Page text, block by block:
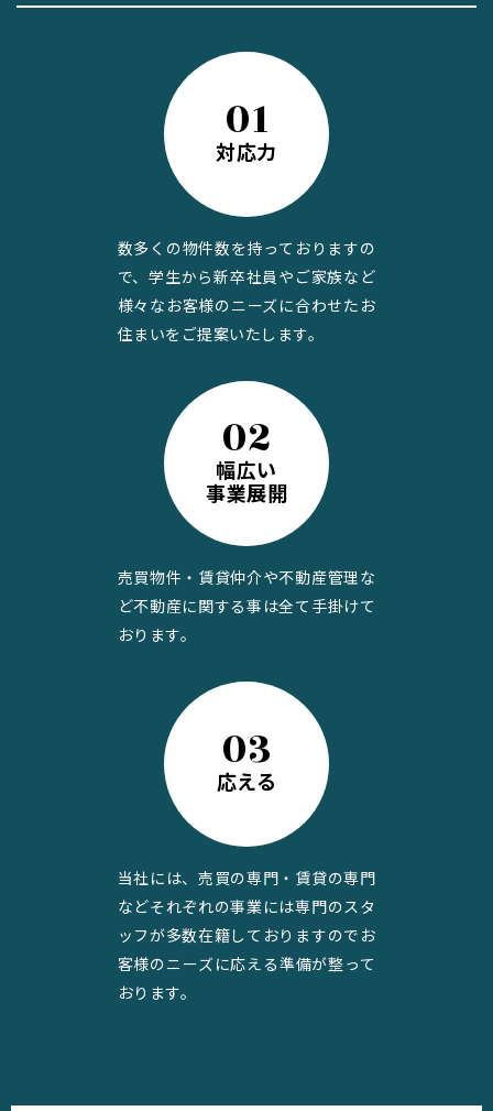
01
対応力
数多くの物件数を持っておりますの
で、学生から新卒社員やご家族など
様々なお客様のニーズに合わせたお
住まいをご提案いたします。
02
幅広い
事業展開
売買物件・賃貸仲介や不動産管理な
ど不動産に関する事は全て手掛けて
おります。
03
応える
当社には、売買の専門・賃貸の専門
などそれぞれの事業には専門のスタ
ッフが多数在籍しておりますのでお
客様のニーズに応える準備が整って
おります。